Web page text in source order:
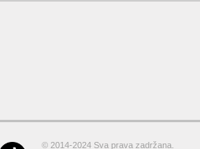
© 2014-2024 Sva prava zadržana.